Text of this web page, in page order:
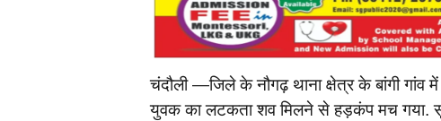
चंदौली —जिले के नौगढ़ थाना क्षेत्र के बांगी गांव
युवक का लटकता शव मिलने से हड़कंप मच गया.